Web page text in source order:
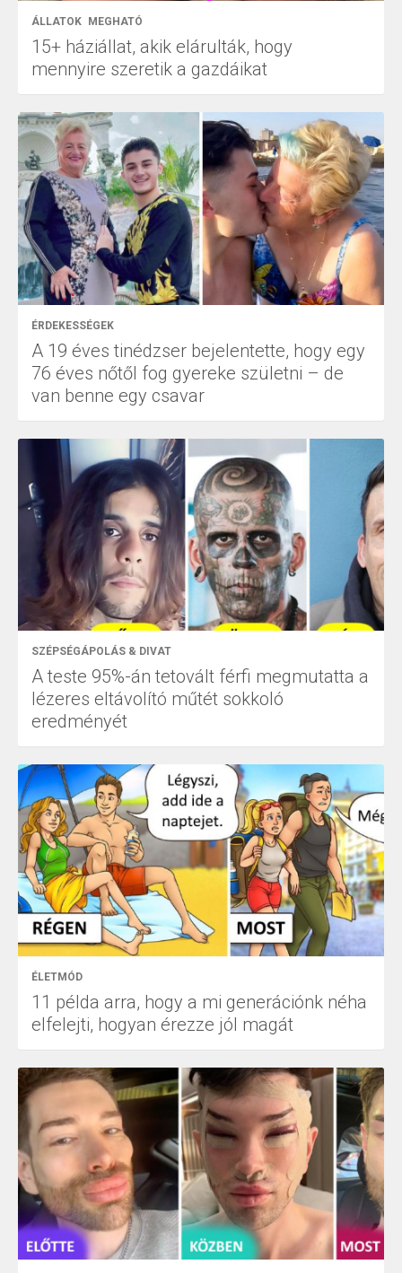
ÁLLATOK MEGHATÓ
15+ háziállat, akik elárulták, hogy
mennyire szeretik a gazdáikat
ÉRDEKESSÉGEK
A 19 éves tinédzser bejelentette, hogy egy
76 éves nőtől fog gyereke születni – de
van benne egy csavar
SZÉPSÉGÁPOLÁS & DIVAT
A teste 95%-án tetovált férfi megmutatta a
lézeres eltávolító műtét sokkoló
eredményét
ÉLETMÓD
11 példa arra, hogy a mi generációnk néha
elfelejti, hogyan érezze jól magát